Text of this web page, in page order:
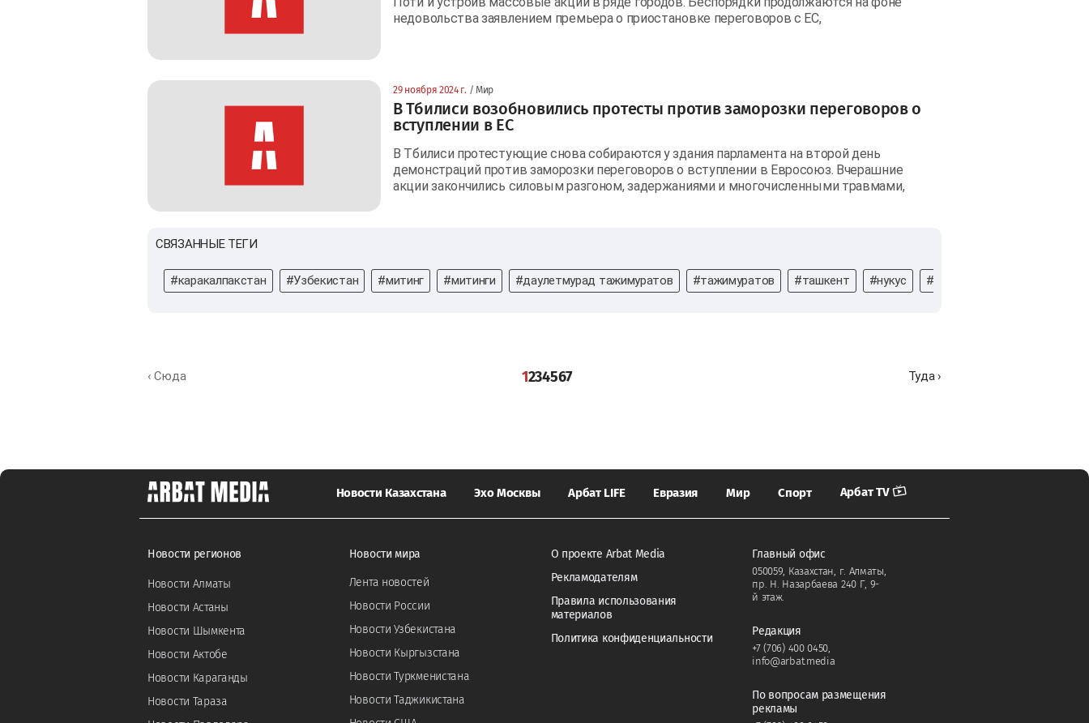
недовольства заявлением премьера о приостановке переговоров с ЕС,
29 ноября 2024 г. / Мир
В Тбилиси возобновились протесты против заморозки переговоров о
вступлении в ЕС
В Тбилиси протестующие снова собираются у здания парламента на второй день
демонстраций против заморозки переговоров о вступлении в Евросоюз. Вчерашние
акции закончились силовым разгоном, задержаниями и многочисленными травмами,
СВЯЗАННЫЕ ТЕГИ
#каракалпакстан #Узбекистан #митинг #митинги #даулетмурад тажимуратов #тажимуратов #ташкент #нукус #шавкат
‹ Сюда 1234567 Туда ›
Новости Казахстана Эхо Москвы Арбат LIFE Евразия Мир Спорт Арбат TV
Новости регионов
Новости Алматы
Новости Астаны
Новости Шымкента
Новости Актобе
Новости Караганды
Новости Тараза
Новости мира
Лента новостей
Новости России
Новости Узбекистана
Новости Кыргызстана
Новости Туркменистана
Новости Таджикистана
О проекте Arbat Media
Рекламодателям
Правила использования
материалов
Политика конфиденциальности
Главный офис
050059, Казахстан, г. Алматы,
пр. Н. Назарбаева 240 Г, 9-
й этаж.
Редакция
+7 (706) 400 0450
info@arbat.media
По вопросам размещения
рекламы